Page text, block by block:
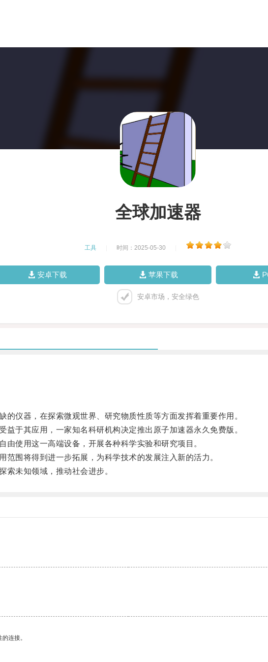
全球加速器
工具 时间：2025-05-30
安卓下载 苹果下载
安卓市场，安全绿色
仪器，在探索微观世界、研究物质性质等方面发挥着重要作用。
于其应用，一家知名科研机构决定推出原子加速器永久免费版。
使用这一高端设备，开展各种科学实验和研究项目。
围将得到进一步拓展，为科学技术的发展注入新的活力。
未知领域，推动社会进步。
连接。